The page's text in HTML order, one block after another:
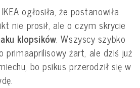
ogłosiła, że postanowiła
nie prosił, ale o czym skrycie
klopsików. Wszyscy szybko
primaaprilisowy żart, ale dziś już
bo psikus przerodził się w